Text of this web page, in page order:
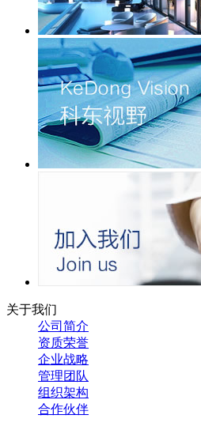
关于我们
公司简介
资质荣誉
企业战略
管理团队
组织架构
合作伙伴